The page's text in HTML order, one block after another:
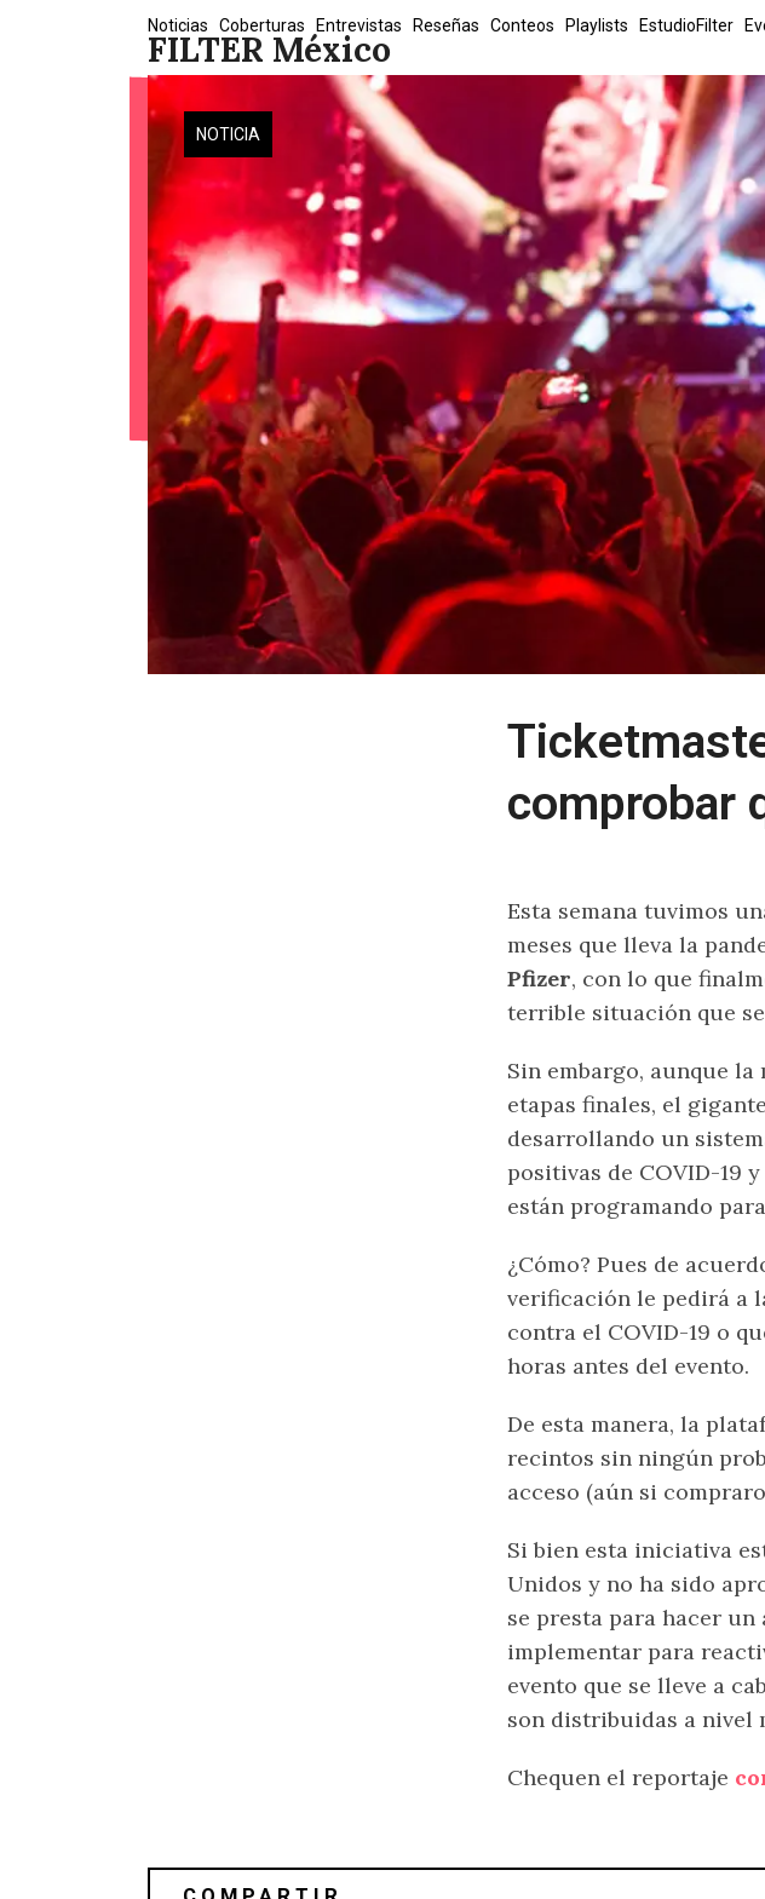
FILTER México
Noticias Coberturas Entrevistas Reseñas Conteos Playlists EstudioFilter
NOTICIA
comprobar
Esta semana tuvimos
meses que lleva la
Pfizer, con lo que
terrible situación que
Sin embargo, aunque
etapas finales, el
desarrollando un
positivas de COVID-19
están programando para
¿Cómo? Pues de
verificación le pedirá a
contra el COVID-19 o
horas antes del evento.
De esta manera, la
recintos sin ningún
acceso (aún si
Si bien esta iniciativa
Unidos y no ha sido
se presta para hacer
implementar para
evento que se lleve a
son distribuidas a nivel
Chequen el reportaje